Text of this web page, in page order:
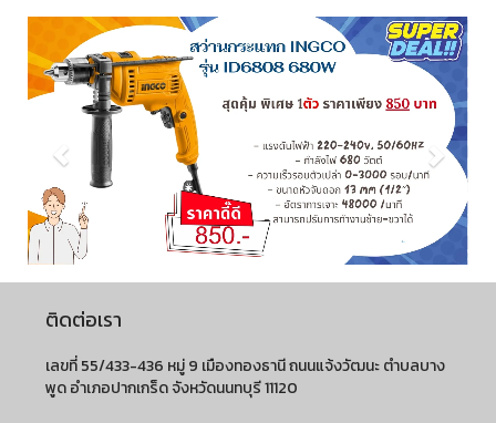
ติดต่อเรา
เลขที่ 55/433-436 หมู่ 9 เมืองทองธานี ถนนแจ้งวัฒนะ ตำบลบาง
พูด อำเภอปากเกร็ด จังหวัดนนทบุรี 11120